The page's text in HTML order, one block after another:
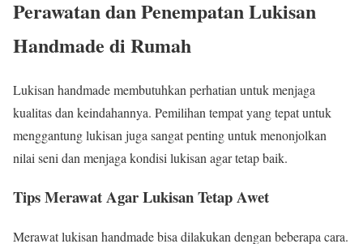
Perawatan dan Penempatan Lukisan
Handmade di Rumah
Lukisan handmade membutuhkan perhatian untuk menjaga
kualitas dan keindahannya. Pemilihan tempat yang tepat untuk
menggantung lukisan juga sangat penting untuk menonjolkan
nilai seni dan menjaga kondisi lukisan agar tetap baik.
Tips Merawat Agar Lukisan Tetap Awet
Merawat lukisan handmade bisa dilakukan dengan beberapa cara.